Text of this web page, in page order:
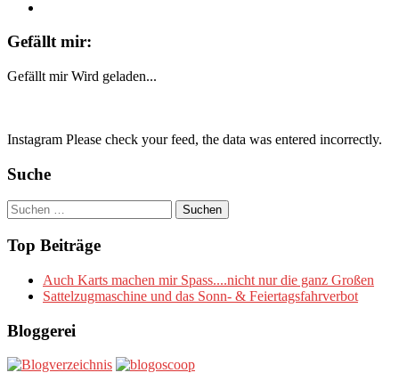
Gefällt mir:
Gefällt mir Wird geladen...
Instagram Please check your feed, the data was entered incorrectly.
Suche
Suchen
nach:
Top Beiträge
Auch Karts machen mir Spass....nicht nur die ganz Großen
Sattelzugmaschine und das Sonn- & Feiertagsfahrverbot
Bloggerei